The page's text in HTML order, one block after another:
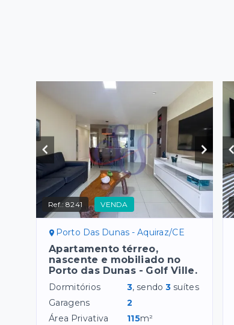
Ref.:8241 VENDA
Porto Das Dunas - Aquiraz/CE
Apartamento térreo,
nascente e mobiliado no
Porto das Dunas - Golf Ville.
Dormitórios 3, sendo3 suítes
Garagens
2
Área Privativa
115m²